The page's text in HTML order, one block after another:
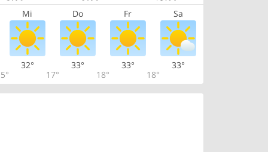
Mi Do Fr Sa
32°
17°
33°
18°
33°
18°
33°